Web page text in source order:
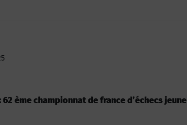
ème championnat de france d’échecs jeune